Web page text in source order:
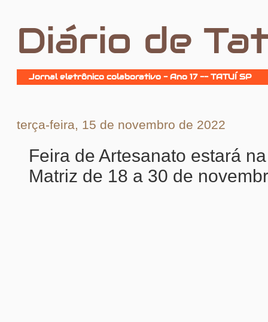
Diário de
Jornal eletrônico colaborativo - Ano 17 -- TATUÍ SP
terça-feira, 15 de novembro de 2022
Feira de Artesanato estará
Matriz de 18 a 30 de